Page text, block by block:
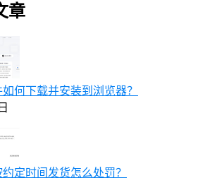
章
何下载并安装到浏览器？
约定时间发货怎么处罚？